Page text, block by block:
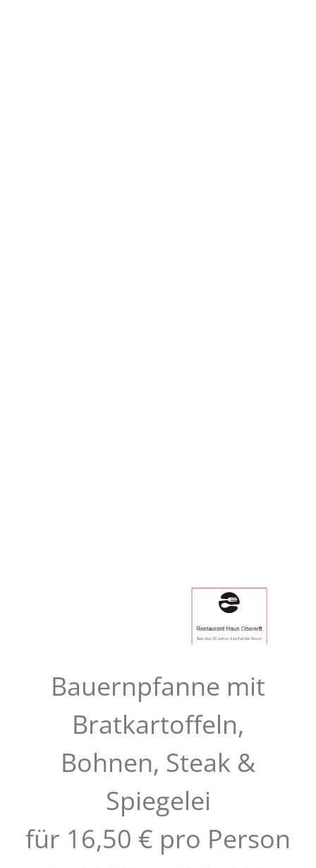
Bauernpfanne mit
Bratkartoffeln,
Bohnen, Steak &
Spiegelei
für 16,50 € pro Person